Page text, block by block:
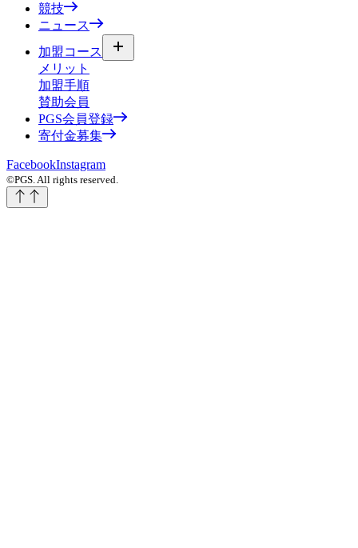
競技
ニュース
加盟コース
メリット
加盟手順
賛助会員
PGS会員登録
寄付金募集
FacebookInstagram
©PGS. All rights reserved.